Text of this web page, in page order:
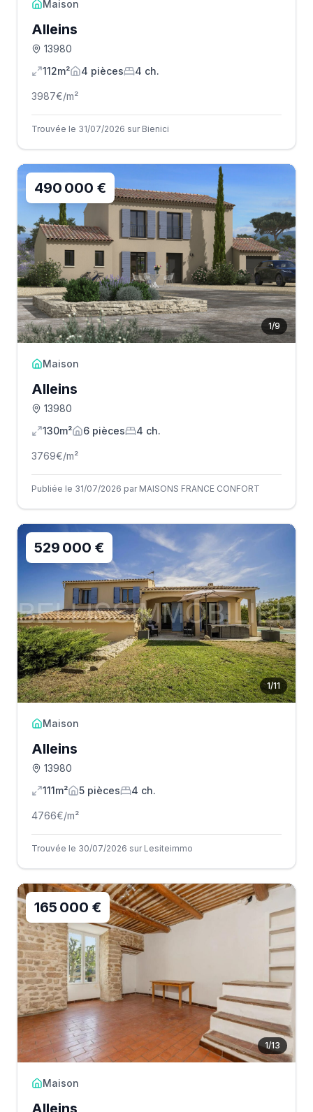
Maison
Alleins
13980
112m²
4 pièces 4 ch.
3987€/m²
Trouvée le 31/07/2026 sur Bienici
1/9
490 000 €
Maison
Alleins
13980
130m²
6 pièces 4 ch.
3769€/m²
Publiée le 31/07/2026 par MAISONS FRANCE CONFORT
1/11
529 000 €
Maison
Alleins
13980
111m²
5 pièces 4 ch.
4766€/m²
Trouvée le 30/07/2026 sur Lesiteimmo
1/13
165 000 €
Maison
Alleins